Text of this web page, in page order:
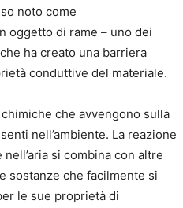
noto come
oggetto di rame – uno dei
ha creato una barriera
conduttive del materiale.
che avvengono sulla
nell’ambiente. La reazione
si combina con altre
sostanze che facilmente si
le sue proprietà di